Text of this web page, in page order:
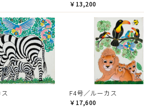
￥13,200
F4号／ルーカス
￥17,600